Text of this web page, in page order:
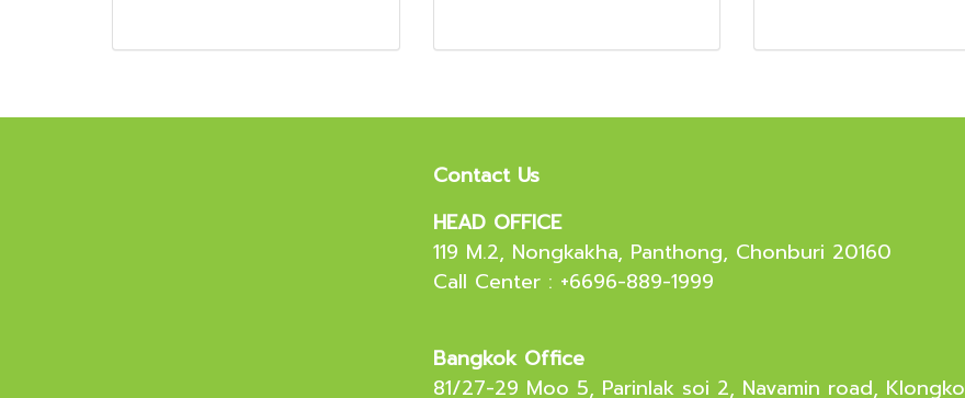
Contact Us
HEAD OFFICE
119 M.2, Nongkakha, Panthong, Chonburi 20160
Call Center : +6696-889-1999
Bangkok Office
81/27-29 Moo 5, Parinlak soi 2, Navamin road,